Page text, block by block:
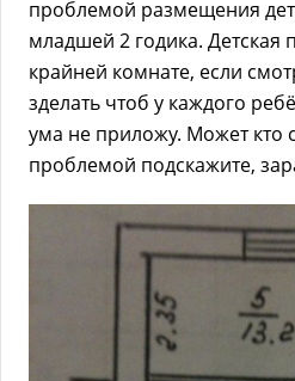
проблемой размещения
младшей 2 годика. Детская
крайней комнате, если
зделать чтоб у каждого
ума не приложу. Может кто
проблемой подскажите,